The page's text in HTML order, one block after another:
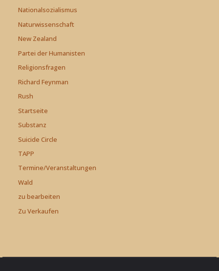
Nationalsozialismus
Naturwissenschaft
New Zealand
Partei der Humanisten
Religionsfragen
Richard Feynman
Rush
Startseite
Substanz
Suicide Circle
TAPP
Termine/Veranstaltungen
Wald
zu bearbeiten
Zu Verkaufen